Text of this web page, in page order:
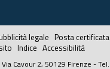
legale Posta certificata
Indice Accessibilità
Cavour 2, 50129 Firenze - Tel.